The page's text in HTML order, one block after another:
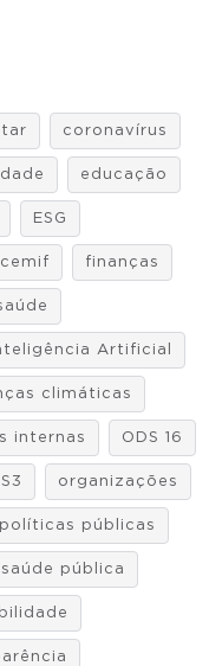
coronavírus
educação
ESG
finanças
Artificial
climáticas
internas ODS 16
organizações
políticas públicas
saúde pública